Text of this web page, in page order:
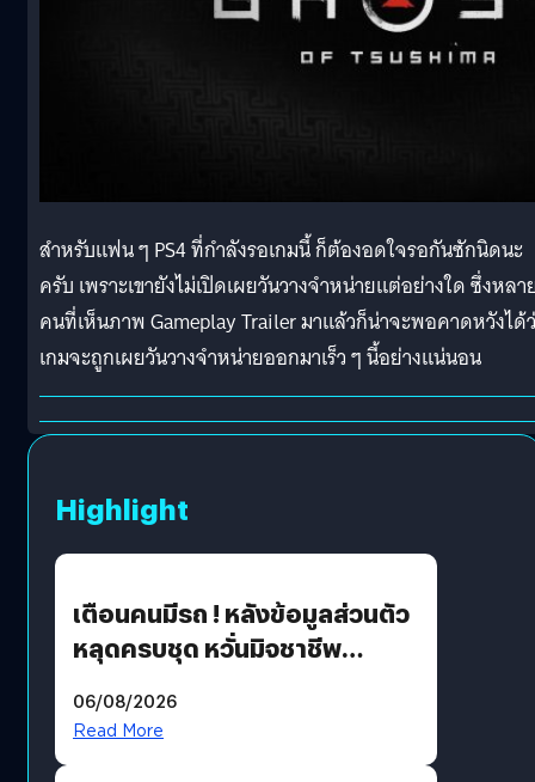
สำหรับแฟน ๆ PS4 ที่กำลังรอเกมนี้ ก็ต้องอดใจรอกันซักนิดนะ
ครับ เพราะเขายังไม่เปิดเผยวันวางจำหน่ายแต่อย่างใด ซึ่งหลา
คนที่เห็นภาพ Gameplay Trailer มาแล้วก็น่าจะพอคาดหวังได้
เกมจะถูกเผยวันวางจำหน่ายออกมาเร็ว ๆ นี้อย่างแน่นอน
Highlight
เตือนคนมีรถ ! หลังข้อมูลส่วนตัว
หลุดครบชุด หวั่นมิจชาชีพ
รหัสผ่านหลุด ไม่ใช่แฮ็กเกอร์
06/08/2026
Read More